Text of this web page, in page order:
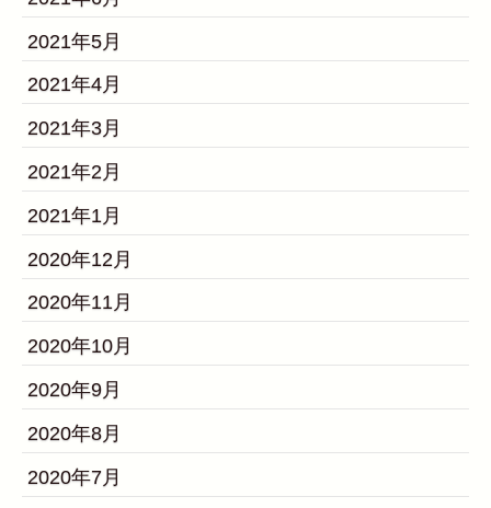
2021年5月
2021年4月
2021年3月
2021年2月
2021年1月
2020年12月
2020年11月
2020年10月
2020年9月
2020年8月
2020年7月